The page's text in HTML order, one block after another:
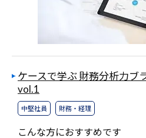
ケースで学ぶ 財務分析力ブ
vol.1
中堅社員 財務・経理
こんな方におすすめです